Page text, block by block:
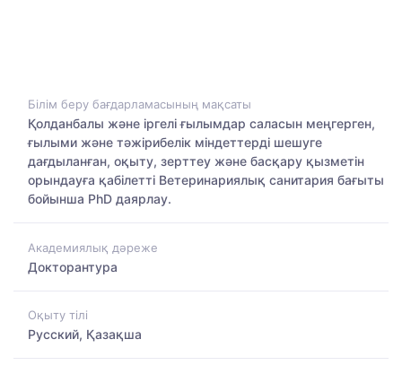
Білім беру бағдарламасының мақсаты
Қолданбалы және іргелі ғылымдар саласын меңгерген,
ғылыми және тәжірибелік міндеттерді шешуге
дағдыланған, оқыту, зерттеу және басқару қызметін
орындауға қабілетті Ветеринариялық санитария бағыты
бойынша PhD даярлау.
Академиялық дәреже
Докторантура
Оқыту тілі
Русский, Қазақша